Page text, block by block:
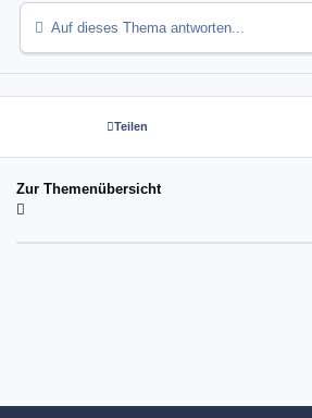
Auf dieses Thema antworten...
Teilen
Zur Themenübersicht